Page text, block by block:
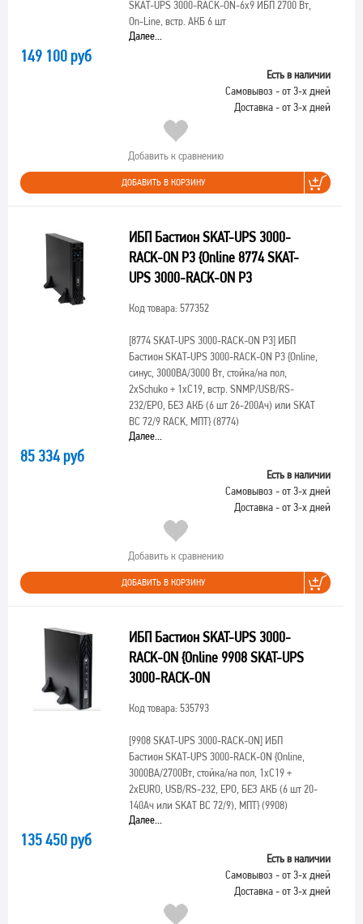
SKAT-UPS 3000-RACK-ON-6x9 ИБП 2700 Вт,
On-Line, встр. АКБ 6 шт
Далее...
149 100 руб
Есть в наличии
Самовывоз - от 3-х дней
Доставка - от 3-х дней
Добавить к сравнению
ДОБАВИТЬ В КОРЗИНУ
ИБП Бастион SKAT-UPS 3000-
RACK-ON P3 {Online 8774 SKAT-
UPS 3000-RACK-ON P3
Код товара: 577352
[8774 SKAT-UPS 3000-RACK-ON P3]ИБП
Бастион SKAT-UPS 3000-RACK-ON P3 {Online,
синус, 3000ВА/3000 Вт, стойка/на пол,
2xSchuko + 1xC19, встр. SNMP/USB/RS-
232/EPO, БЕЗ АКБ (6 шт 26-200Ач) или SKAT
ВС 72/9 RACK, МПТ} (8774)
Далее...
85 334 руб
Есть в наличии
Самовывоз - от 3-х дней
Доставка - от 3-х дней
Добавить к сравнению
ДОБАВИТЬ В КОРЗИНУ
ИБП Бастион SKAT-UPS 3000-
RACK-ON {Online 9908 SKAT-UPS
3000-RACK-ON
Код товара: 535793
[9908 SKAT-UPS 3000-RACK-ON]ИБП
Бастион SKAT-UPS 3000-RACK-ON {Online,
3000ВА/2700Вт, стойка/на пол, 1xC19 +
2xEURO, USB/RS-232, EPO, БЕЗ АКБ (6 шт 20-
140Ач или SKAT BC 72/9), МПТ} (9908)
Далее...
135 450 руб
Есть в наличии
Самовывоз - от 3-х дней
Доставка - от 3-х дней